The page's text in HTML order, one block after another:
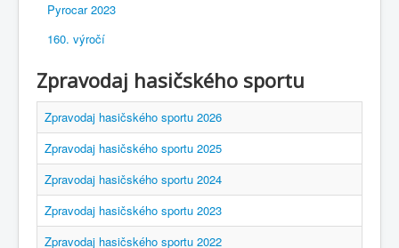
Pyrocar 2023
160. výročí
Zpravodaj hasičského sportu
Zpravodaj hasičského sportu 2026
Zpravodaj hasičského sportu 2025
Zpravodaj hasičského sportu 2024
Zpravodaj hasičského sportu 2023
Zpravodaj hasičského sportu 2022